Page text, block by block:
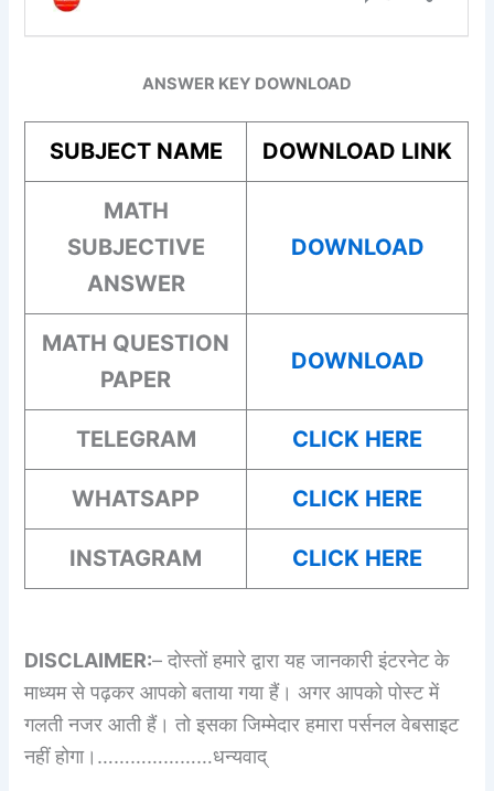
ANSWER KEY DOWNLOAD
SUBJECT NAME DOWNLOAD LINK
MATH
SUBJECTIVE
ANSWER
DOWNLOAD
MATH QUESTION
PAPER
DOWNLOAD
TELEGRAM CLICK HERE
WHATSAPP CLICK HERE
INSTAGRAM CLICK HERE
DISCLAIMER:– दोस्तों हमारे द्वारा यह जानकारी इंटरनेट के
माध्यम से पढ़कर आपको बताया गया हैं। अगर आपको पोस्ट में
गलती नजर आती हैं। तो इसका जिम्मेदार हमारा पर्सनल वेबसाइट
नहीं होगा।…………………धन्यवाद्